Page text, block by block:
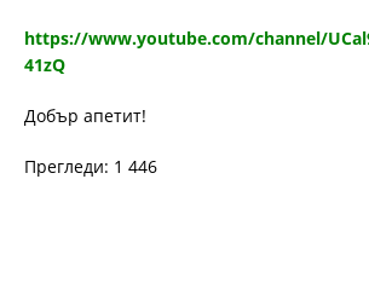
https://www.youtube.com/channel/
41zQ
Добър апетит!
Прегледи: 1 446